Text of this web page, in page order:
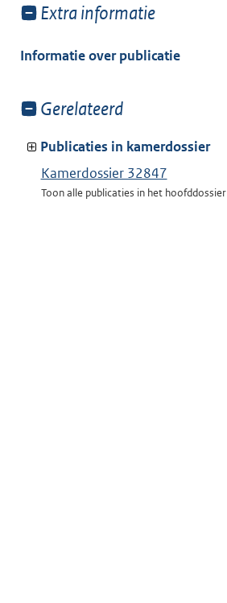
Toon
van:
Extra informatie
Informatie over publicatie
Toon
van:
Gerelateerd
Publicaties in kamerdossier
Kamerdossier 32847
Toon alle publicaties in het hoofddossier